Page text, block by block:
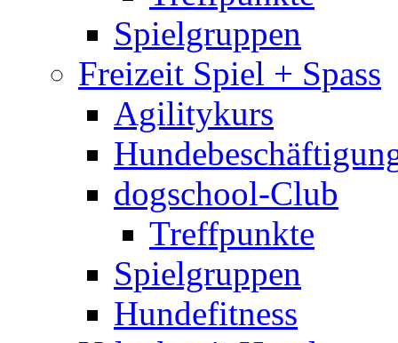
Spielgruppen
Freizeit Spiel + Spass
Agilitykurs
dogschool-Club
Treffpunkte
Spielgruppen
Hundefitness